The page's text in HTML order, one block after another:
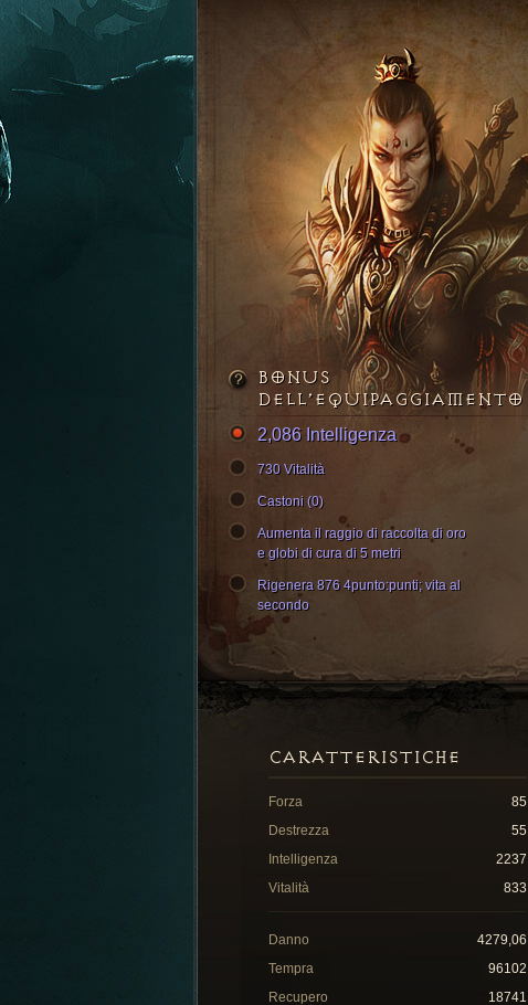
BONUS
DELL’EQUIPAGGIAMENTO
2,086 Intelligenza
730 Vitalità
Castoni (0)
Aumenta il raggio di raccolta di oro
e globi di cura di 5 metri
Rigenera 876 4punto:punti; vita al
secondo
CARATTERISTICHE
Forza
85
Destrezza
55
Intelligenza
2237
Vitalità
833
Danno
4279,06
Tempra
96102
Recupero
18741